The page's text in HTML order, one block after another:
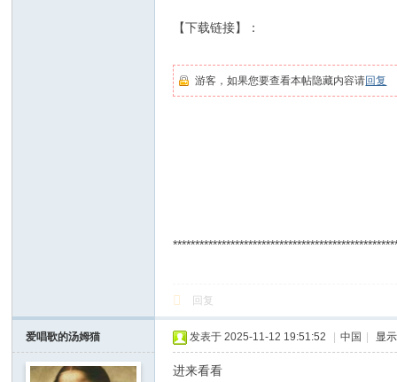
【下载链接】：
游客，如果您要查看本帖隐藏内容请回复
回复
爱唱歌的汤姆猫 发表于 2025-11-12 19:51:52 中国 显
进来看看